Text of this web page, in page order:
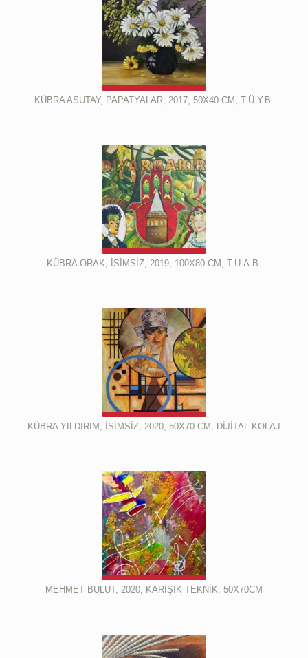
KÜBRA ASUTAY, PAPATYALAR, 2017, 50X40 CM, T.Ü.Y.B.
KÜBRA ORAK, İSİMSİZ, 2019, 100X80 CM, T.U.A.B.
KÜBRA YILDIRIM, İSİMSİZ, 2020, 50X70 CM, DİJİTAL KOLAJ
MEHMET BULUT, 2020, KARIŞIK TEKNİK, 50X70CM